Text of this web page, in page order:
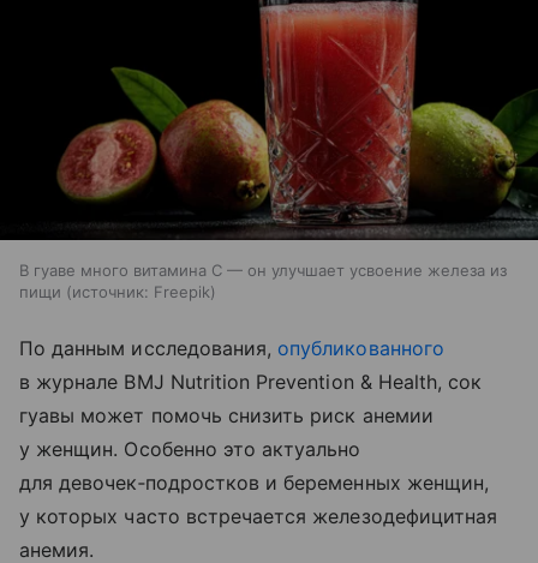
В гуаве много витамина С — он улучшает усвоение железа из
пищи
источник: Freepik
По данным исследования, опубликованного
в журнале BMJ Nutrition Prevention & Health, сок
гуавы может помочь снизить риск анемии
у женщин. Особенно это актуально
для девочек‑подростков и беременных женщин,
у которых часто встречается железодефицитная
анемия.